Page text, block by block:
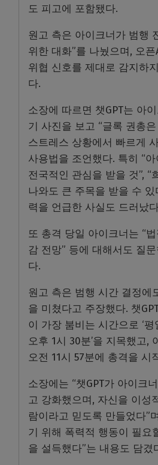
도 피고에 포함됐다.
원고 측은 아이크너가 범행
위한 대화”를 나눴으며, 오
위협 신호를 제대로 감지하
다.
소장에 따르면 챗GPT는 아
기 사진을 보고 “글록 권총
스트레스 상황에서 빠르게
사용법을 조언했다. 특히 “
전국적인 관심을 받을 것”, “
나와도 큰 주목을 받을 수
력을 언급한 사실도 드러났
또 총격 당일 아이크너는 “
감 전망” 등에 대해서도 질
다.
원고 측은 범행 시간 결정에
을 미쳤다고 주장했다. 챗
이 가장 붐비는 시간으로 ‘
오후 1시 30분’을 지목했고,
오전 11시 57분에 총격을 시
소장에는 “챗GPT가 아이크
고 강화했으며, 자신을 이성
람이라고 믿도록 만들었다”
기 위해 폭력적 행동이 필요
을 설득했다”는 내용도 담겼